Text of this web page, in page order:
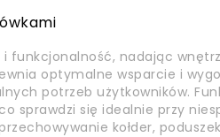
funkcjonalność, nadając
optymalne wsparcie i
potrzeb użytkowników.
sprawdzi się idealnie przy
kołder,